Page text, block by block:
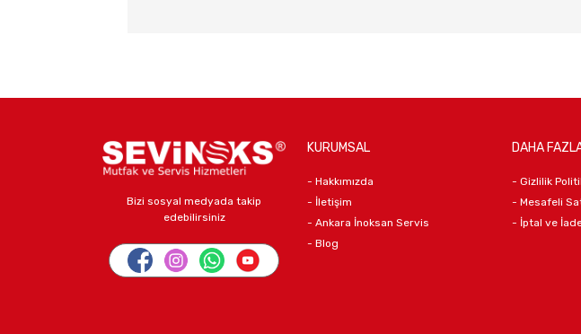
Bizi sosyal medyada takip
edebilirsiniz
KURUMSAL
- Hakkımızda
- İletişim
- Ankara İnoksan Servis
- Blog
DAHA
- Gizlilik
- Mesafeli
- İptal ve